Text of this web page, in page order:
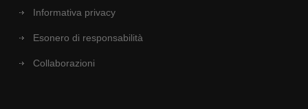
Informativa privacy
Esonero di responsabilità
Collaborazioni